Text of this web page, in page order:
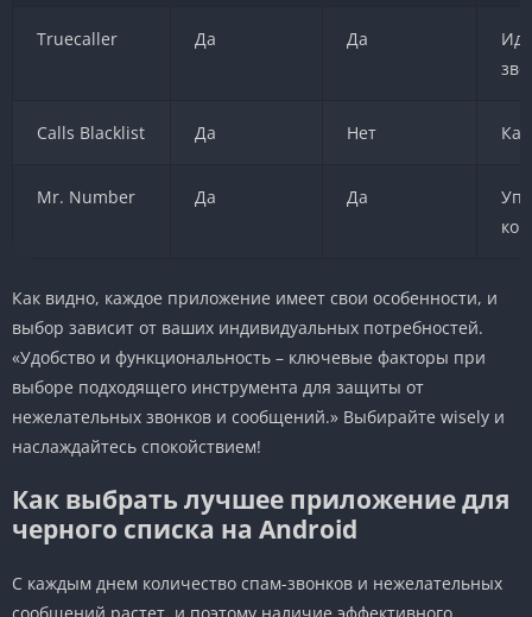
Truecaller Да Да
Calls Blacklist Да Нет
Mr. Number Да Да
Как видно, каждое приложение имеет свои особенности, и
выбор зависит от ваших индивидуальных потребностей.
«Удобство и функциональность – ключевые факторы при
выборе подходящего инструмента для защиты от
нежелательных звонков и сообщений.» Выбирайте wisely и
наслаждайтесь спокойствием!
Как выбрать лучшее приложение для
черного списка на Android
С каждым днем количество спам-звонков и нежелательных
сообщений растет, и поэтому наличие эффективного